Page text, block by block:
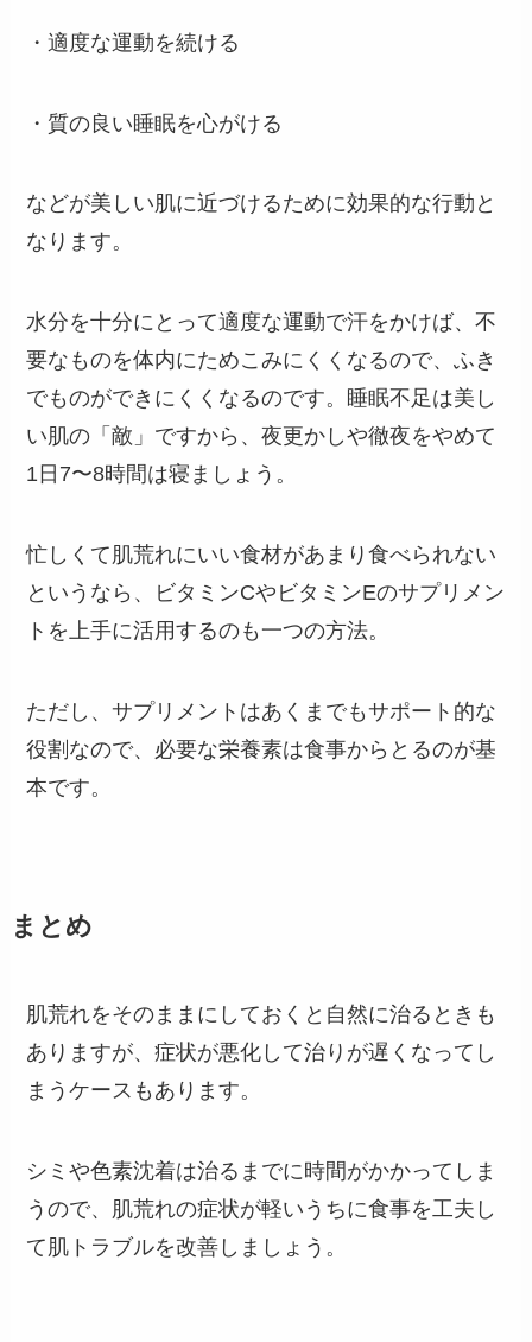
・適度な運動を続ける
・質の良い睡眠を心がける
などが美しい肌に近づけるために効果的な行動と
なります。
水分を十分にとって適度な運動で汗をかけば、不
要なものを体内にためこみにくくなるので、ふき
でものができにくくなるのです。睡眠不足は美し
い肌の「敵」ですから、夜更かしや徹夜をやめて
1日7〜8時間は寝ましょう。
忙しくて肌荒れにいい食材があまり食べられない
というなら、ビタミンCやビタミンEのサプリメン
トを上手に活用するのも一つの方法。
ただし、サプリメントはあくまでもサポート的な
役割なので、必要な栄養素は食事からとるのが基
本です。
まとめ
肌荒れをそのままにしておくと自然に治るときも
ありますが、症状が悪化して治りが遅くなってし
まうケースもあります。
シミや色素沈着は治るまでに時間がかかってしま
うので、肌荒れの症状が軽いうちに食事を工夫し
て肌トラブルを改善しましょう。